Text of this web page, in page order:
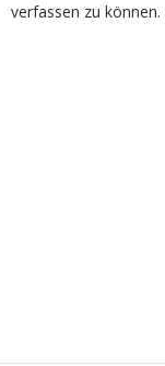
verfassen zu können.